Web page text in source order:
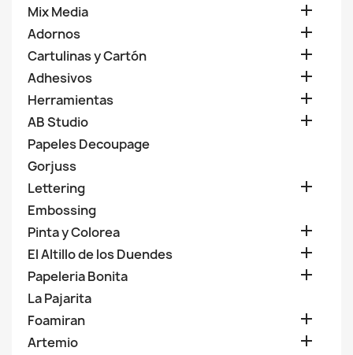
Mix Media 
Adornos 
Cartulinas y Cartón 
Adhesivos 
Herramientas 
AB Studio 
Papeles Decoupage
Gorjuss
Lettering

Embossing
Pinta y Colorea

El Altillo de los Duendes 
Papeleria Bonita 
La Pajarita
Foamiran

Artemio 